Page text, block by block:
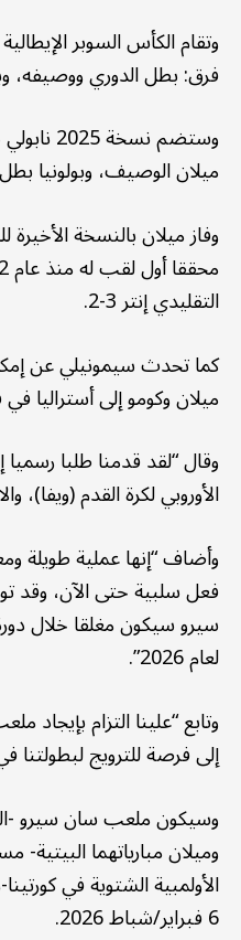
فرق: بطل الدوري ووصيفه،
وستضم
ميلان الوصيف، وبولونيا
وفاز ميلان بالنسخة
التقليدي إنتر 3-2.
كما تحدث سيمونيلي عن
ميلان وكومو إلى أستراليا
وقال “لقد قدمنا طلبا رسميا
الأوروبي لكرة القدم (ويفا)،
وأضاف “إنها عملية طويلة
فعل سلبية حتى الآن، وقد
سيرو سيكون مغلقا خلال
لعام 2026”.
وتابع “علينا التزام
إلى فرصة للترويج لبطولتنا
وسيكون ملعب سان سيرو -
وميلان مبارياتهما البيتية-
6 فبراير/شباط 2026.